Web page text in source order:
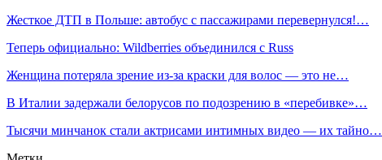
Жесткое ДТП в Польше: автобус с пассажирами перевернулся!…
Теперь официально: Wildberries объединился с Russ
Женщина потеряла зрение из-за краски для волос — это не…
В Италии задержали белорусов по подозрению в «перебивке»…
Тысячи минчанок стали актрисами интимных видео — их тайно…